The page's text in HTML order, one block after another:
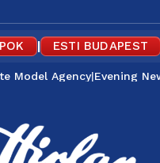
| ESTI BUDAPEST
Model Agency|Evening